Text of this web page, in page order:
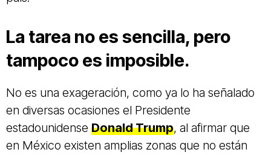
La tarea no es sencilla, pero
tampoco es imposible.
No es una exageración, como ya lo ha señalado
en diversas ocasiones el Presidente
estadounidense Donald Trump, al afirmar que
en México existen amplias zonas que no están